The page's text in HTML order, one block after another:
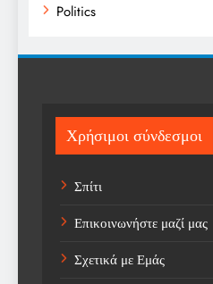
Politics
Sport
Sports
Technology
Trending
Weather
Χρήσιμοι σύνδεσμοι
Σπίτι
Επικοινωνήστε μαζί μας
Σχετικά με Εμάς